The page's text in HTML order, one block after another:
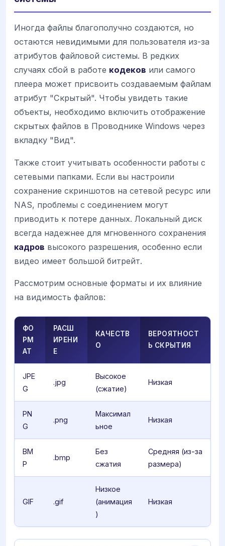
Иногда файлы благополучно создаются, но
остаются невидимыми для пользователя из-за
атрибутов файловой системы. В редких
случаях сбой в работе кодеков или самого
плеера может присвоить создаваемым файлам
атрибут "Скрытый". Чтобы увидеть такие
объекты, необходимо включить отображение
скрытых файлов в Проводнике Windows через
вкладку "Вид".
Также стоит учитывать особенности работы с
сетевыми папками. Если вы настроили
сохранение скриншотов на сетевой ресурс или
NAS, проблемы с соединением могут
приводить к потере данных. Локальный диск
всегда надежнее для мгновенного сохранения
кадров высокого разрешения, особенно если
видео имеет большой битрейт.
Рассмотрим основные форматы и их влияние
на видимость файлов:
ФО
РМ
АТ
РАСШ
ИРЕНИ
Е
КАЧЕСТВ
О
ВЕРОЯТНОСТ
Ь СКРЫТИЯ
JPE
G
.jpg
Высокое
(сжатие)
Низкая
PN
G
.png
Максимал
ьное
Низкая
BM
P
.bmp
Без
сжатия
Средняя (из-за
размера)
GIF .gif
Низкое
(анимация
)
Низкая